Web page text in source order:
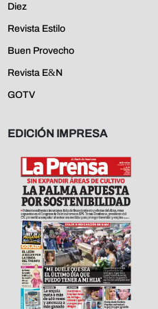
Diez
Revista Estilo
Buen Provecho
Revista E&N
GOTV
EDICIÓN IMPRESA